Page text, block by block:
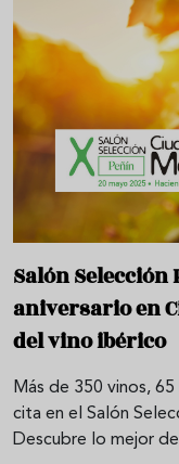
Salón Selección
aniversario en
del vino ibérico
Más de 350 vinos,
cita en el Salón
Descubre lo mejor